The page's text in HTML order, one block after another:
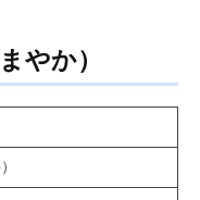
やか）